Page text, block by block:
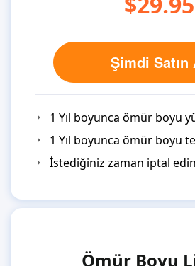
Şimdi Satın
1 Yıl boyunca ömür boyu
1 Yıl boyunca ömür boyu
İstediğiniz zaman iptal
Ömür Boyu